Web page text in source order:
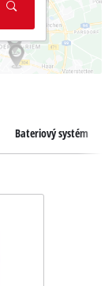
Bateriový systém